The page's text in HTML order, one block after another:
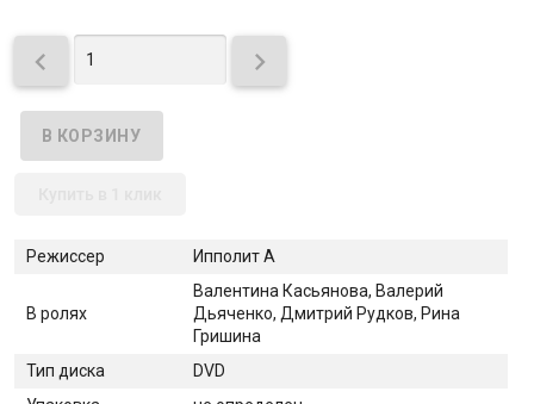
 
Режиссер Ипполит А
В ролях
Валентина Касьянова, Валерий
Дьяченко, Дмитрий Рудков, Рина
Гришина
Тип диска
DVD